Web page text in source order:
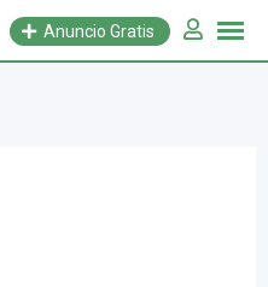
Anuncio Gratis